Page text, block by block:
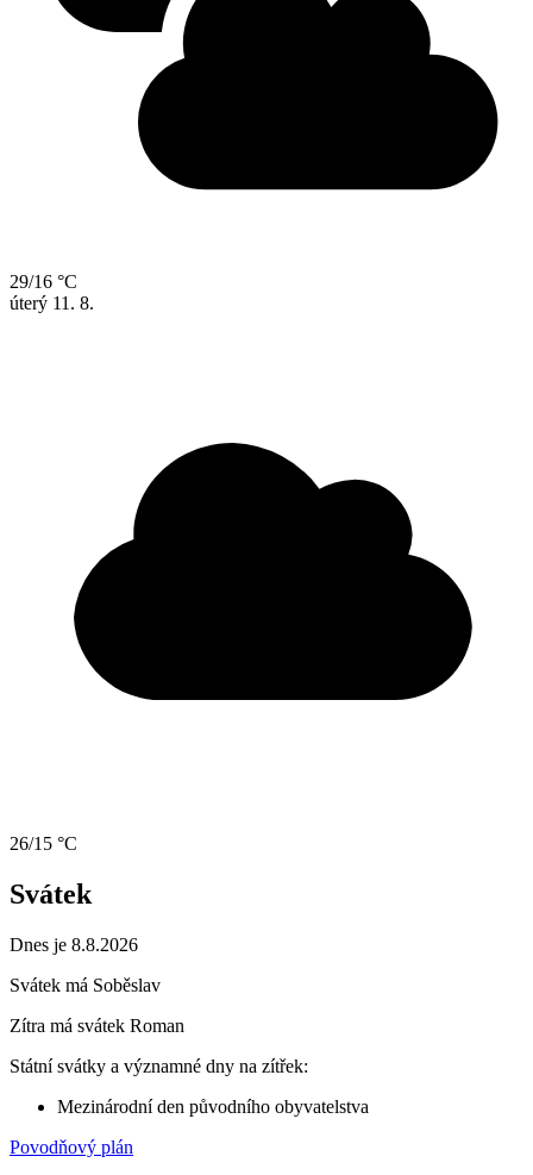
29/16 °C
úterý 11. 8.
26/15 °C
Svátek
Dnes je 8.8.2026
Svátek má Soběslav
Zítra má svátek Roman
Státní svátky a významné dny na zítřek:
Mezinárodní den původního obyvatelstva
Povodňový plán